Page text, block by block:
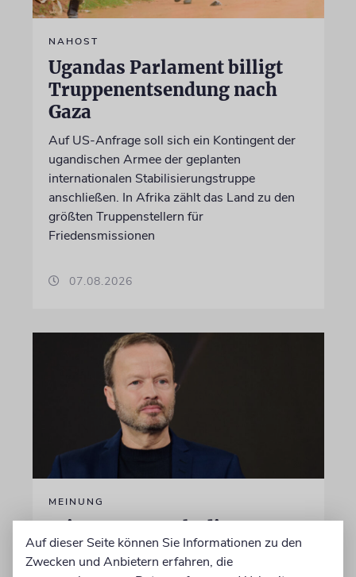
NAHOST
Ugandas Parlament billigt
Truppenentsendung nach
Gaza
Auf US-Anfrage soll sich ein Kontingent der
ugandischen Armee der geplanten
internationalen Stabilisierungstruppe
anschließen. In Afrika zählt das Land zu den
größten Truppenstellern für
Friedensmissionen
07.08.2026
MEINUNG
Wie Georg Restle die
Glaubwürdigkeit des ÖRR
untergräbt
Auf dieser Seite können Sie Informationen zu den
Zwecken und Anbietern erfahren, die